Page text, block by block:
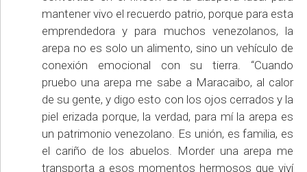
mantener vivo el recuerdo patrio, porque para esta
emprendedora y para muchos venezolanos, la
arepa no es solo un alimento, sino un vehículo de
conexión emocional con su tierra. “Cuando
pruebo una arepa me sabe a Maracaibo, al calor
de su gente, y digo esto con los ojos cerrados y la
piel erizada porque, la verdad, para mí la arepa es
un patrimonio venezolano. Es unión, es familia, es
el cariño de los abuelos. Morder una arepa me
transporta a esos momentos hermosos que viví